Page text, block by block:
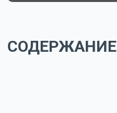
СОДЕРЖАНИЕ